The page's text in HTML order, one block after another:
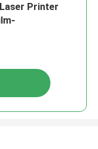
Printer